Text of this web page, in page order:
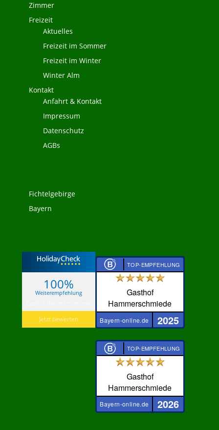
Zimmer
Freizeit
Aktuelles
Freizeit im Sommer
Freizeit im Winter
Winter Alm
Kontakt
Anfahrt & Kontakt
Impressum
Datenschutz
AGBs
Fichtelgebirge
Bayern
100%
Weiterempfehlung
Jetzt bewerten
TOP-EMPFEHLUNG
Gasthof
Hammerschmiede
Bayern-online.de 2025
TOP-EMPFEHLUNG
Gasthof
Hammerschmiede
Bayern-online.de 2026